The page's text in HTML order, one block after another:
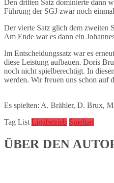
Den dritten Satz dominierte dann
Führung der SGJ zwar noch
Der vierte Satz glich dem zweiten
Am Ende war es dann ein
Im Entscheidungssatz war es
diese Leistung aufbauen. Doris
noch nicht spielberechtigt. In
werden. Wir freuen uns schon auf
Es spielten: A. Brähler, D. Brux,
Tag List Ligabetrieb Spieltag
ÜBER DEN